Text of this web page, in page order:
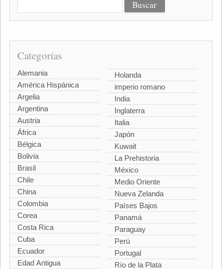
Categorías
Alemania
América Hispánica
Argelia
Argentina
Austria
África
Bélgica
Bolivia
Brasil
Chile
China
Colombia
Corea
Costa Rica
Cuba
Ecuador
Edad Antigua
Holanda
imperio romano
India
Inglaterra
Italia
Japón
Kuwait
La Prehistoria
México
Medio Oriente
Nueva Zelanda
Países Bajos
Panamá
Paraguay
Perú
Portugal
Río de la Plata